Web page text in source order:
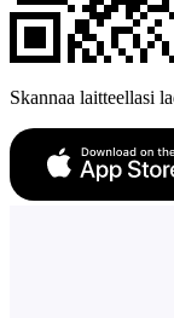
Skannaa laitteellasi